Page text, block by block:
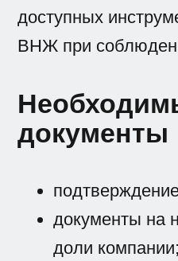
доступных
ВНЖ при
документы
документы на
доли компании;